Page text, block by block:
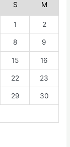
S M
1 2
8 9
15 16
22 23
29 30